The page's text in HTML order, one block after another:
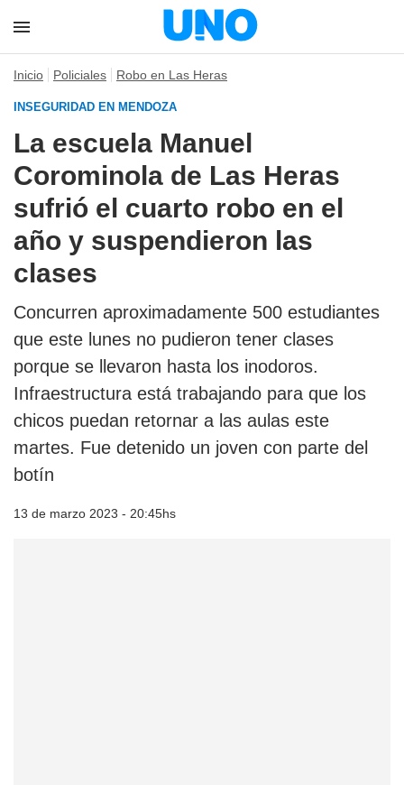
Inicio Policiales Robo en Las Heras
INSEGURIDAD EN MENDOZA
La escuela Manuel
Corominola de Las Heras
sufrió el cuarto robo en el
año y suspendieron las
clases
Concurren aproximadamente 500 estudiantes
que este lunes no pudieron tener clases
porque se llevaron hasta los inodoros.
Infraestructura está trabajando para que los
chicos puedan retornar a las aulas este
martes. Fue detenido un joven con parte del
botín
13 de marzo 2023 - 20:45hs